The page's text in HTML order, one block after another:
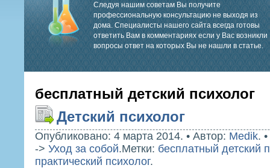
Следуя нашим советам Вы получите
профессиональную консультацию не выходя из
дома. Специалисты нашего сайта всегда готовы
ответить Вам в комментариях если у Вас возникли
вопросы ответ на которых Вы не нашли в статье.
бесплатный детский психолог
Детский психолог
Опубликовано: 4 марта 2014. • Автор: Medik. •
-> Уход за собой.Метки: бесплатный детский
практический психолог.